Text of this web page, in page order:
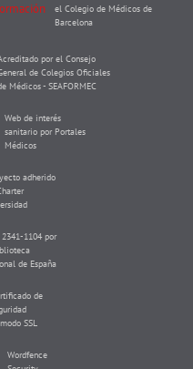
el Colegio de Médicos de
Barcelona
por el Consejo
de Colegios Oficiales
Médicos - SEAFORMEC
Web de interés
sanitario por Portales
Médicos
adherido
2341-1104 por
de España
de
SSL
Wordfence